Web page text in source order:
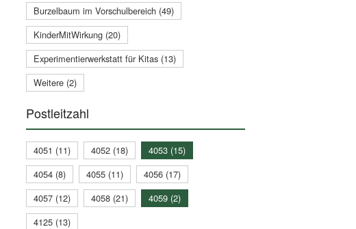
Burzelbaum im Vorschulbereich (49)
KinderMitWirkung (20)
Experimentierwerkstatt für Kitas (13)
Weitere (2)
Postleitzahl
4051 (11) 4052 (18)
4053 (15)
4054 (8)
4055 (11)
4056 (17)
4057 (12)
4058 (21)
4059 (2)
4125 (13)